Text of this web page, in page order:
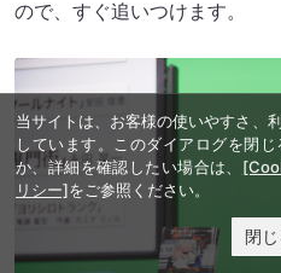
ので、すぐ追いつけます。
当サイトは、お客様の使いやすさ、
しています。このダイアログを閉
か、詳細を確認したい場合は、
リシー]をご参照ください。
閉じ